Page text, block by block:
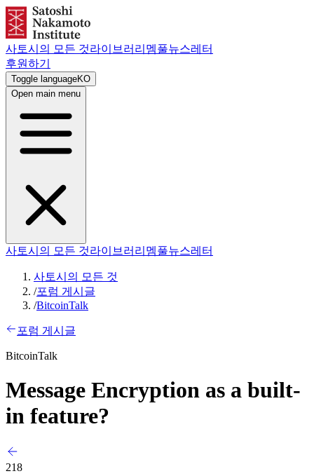
사토시의 모든 것라이브러리 멤풀뉴스레터
후원하기
Toggle languageKO
Open main menu
사토시의 모든 것라이브러리 멤풀뉴스레터
사토시의 모든 것
/포럼 게시글
/BitcoinTalk
포럼 게시글
BitcoinTalk
Message Encryption as a built-
in feature?
218